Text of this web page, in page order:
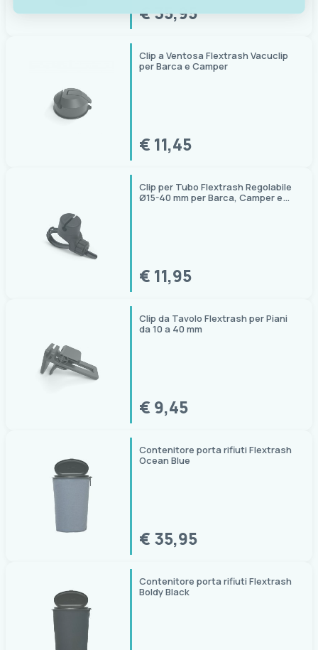
€ 35,95
Clip a Ventosa Flextrash Vacuclip
per Barca e Camper
€ 11,45
Clip per Tubo Flextrash Regolabile
Ø15-40 mm per Barca, Camper e
€ 11,95
Clip da Tavolo Flextrash per Piani
da 10 a 40 mm
€ 9,45
Contenitore porta rifiuti Flextrash
Ocean Blue
€ 35,95
Contenitore porta rifiuti Flextrash
Boldy Black